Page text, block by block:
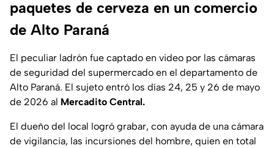
paquetes de cerveza en un comercio
de Alto Paraná
El peculiar ladrón fue captado en video por las cámaras
de seguridad del supermercado en el departamento de
Alto Paraná. El sujeto entró los días 24, 25 y 26 de mayo
de 2026 al Mercadito Central.
El dueño del local logró grabar, con ayuda de una cámara
de vigilancia, las incursiones del hombre, quien en total